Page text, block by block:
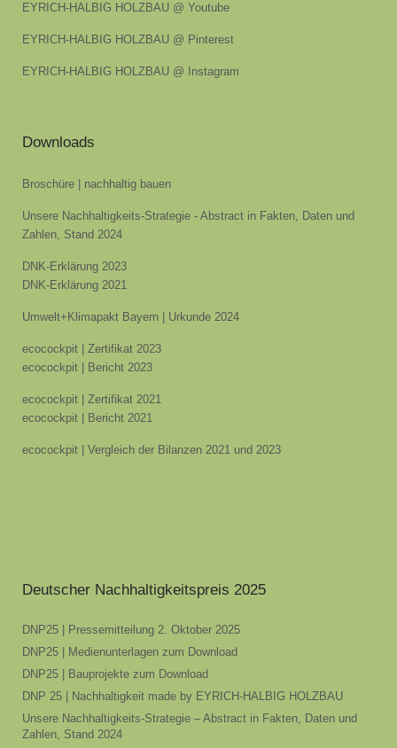
EYRICH-HALBIG HOLZBAU @ Youtube
EYRICH-HALBIG HOLZBAU @ Pinterest
EYRICH-HALBIG HOLZBAU @ Instagram
Downloads
Broschüre | nachhaltig bauen
Unsere Nachhaltigkeits-Strategie - Abstract in Fakten, Daten und
Zahlen, Stand 2024
DNK-Erklärung 2023
DNK-Erklärung 2021
Umwelt+Klimapakt Bayern | Urkunde 2024
ecocockpit | Zertifikat 2023
ecocockpit | Bericht 2023
ecocockpit | Zertifikat 2021
ecocockpit | Bericht 2021
ecocockpit | Vergleich der Bilanzen 2021 und 2023
Deutscher Nachhaltigkeitspreis 2025
DNP25 | Pressemitteilung 2. Oktober 2025
DNP25 | Medienunterlagen zum Download
DNP25 | Bauprojekte zum Download
DNP 25 | Nachhaltigkeit made by EYRICH-HALBIG HOLZBAU
Unsere Nachhaltigkeits-Strategie – Abstract in Fakten, Daten und
Zahlen, Stand 2024